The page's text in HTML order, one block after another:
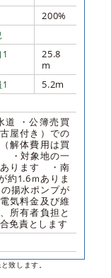
200%
25.8
m
5.2m
道 ・公簿売買
屋付き）での
解体費用は買
・対象地の一
あります ・南
約1.6ｍありま
揚水ポンプが
気料金及び維
所有者負担と
免責とします
致します。